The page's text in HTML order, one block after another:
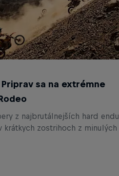
Priprav sa na extrémne
z najbrutálnejších hard
krátkych zostrihoch z minulých